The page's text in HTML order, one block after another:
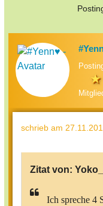
schrieb am
Zitat von: Yoko_
Ich spreche 4